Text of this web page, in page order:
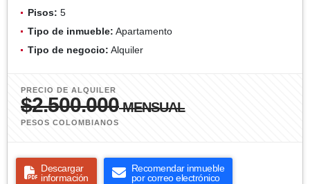
Pisos: 5
Tipo de inmueble: Apartamento
Tipo de negocio: Alquiler
PRECIO DE ALQUILER
$2.500.000MENSUAL
PESOS COLOMBIANOS
Descargar
información
Recomendar inmueble
por correo electrónico